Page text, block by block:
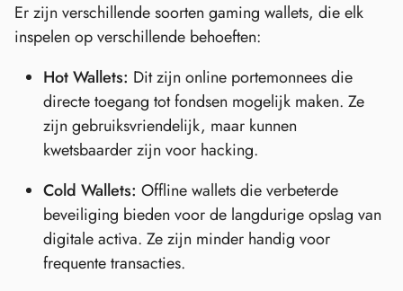
Er zijn verschillende soorten gaming wallets, die elk
inspelen op verschillende behoeften:
Hot Wallets: Dit zijn online portemonnees die
directe toegang tot fondsen mogelijk maken. Ze
zijn gebruiksvriendelijk, maar kunnen
kwetsbaarder zijn voor hacking.
Cold Wallets: Offline wallets die verbeterde
beveiliging bieden voor de langdurige opslag van
digitale activa. Ze zijn minder handig voor
frequente transacties.